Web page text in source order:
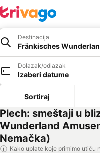
Destinacija
Fränkisches
Dolazak/odlazak
Izaberi datume
Sortiraj
Plech: smeštaji u
Wunderland
Nemačka)
Kako uplate koje primimo utiču